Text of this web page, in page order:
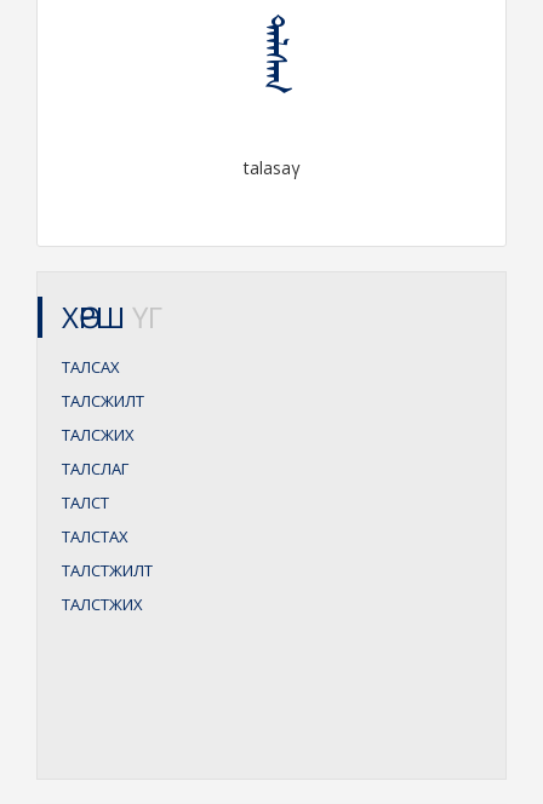
ᠲᠠᠯᠠᠰᠠᠭ
talasaγ
ХӨРШ ҮГ
ТАЛСАХ
ТАЛСЖИЛТ
ТАЛСЖИХ
ТАЛСЛАГ
ТАЛСТ
ТАЛСТАХ
ТАЛСТЖИЛТ
ТАЛСТЖИХ